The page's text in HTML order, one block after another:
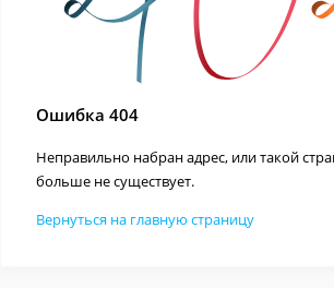
Ошибка 404
Неправильно набран адрес, или такой
больше не существует.
Вернуться на главную страницу